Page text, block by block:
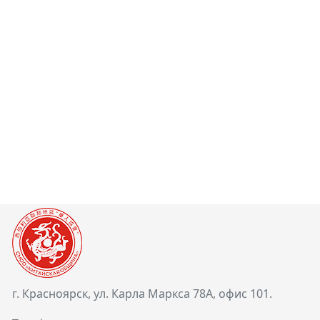
г. Красноярск, ул. Карла Маркса 78А, офис 101.